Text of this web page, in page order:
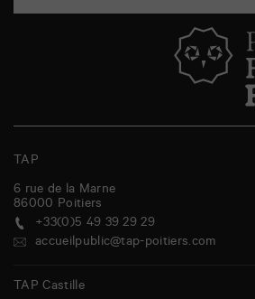
TAP
6 rue de la Marne
86000 Poitiers
+33(0)5 49 39 29 29
accueilpublic@tap-poitiers.com
TAP Castille